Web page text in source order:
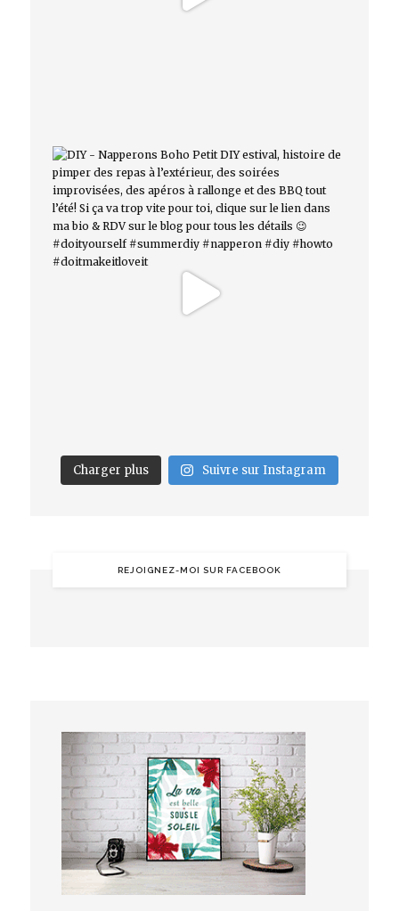
Charger plus Suivre sur Instagram
REJOIGNEZ-MOI SUR FACEBOOK